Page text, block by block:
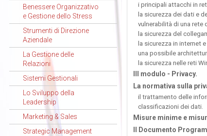
i principali attacchi in
la sicurezza dei dati e
vulnerabilità di una rete
la sicurezza del
la sicurezza in internet
una possibile
la sicurezza nelle reti
III modulo - Privacy.
La normativa sulla
il trattamento delle
classificazioni dei dati.
Misure minime e
Il Documento
Benessere Organizzativo
e Gestione dello Stress
Strumenti di Direzione
Aziendale
La Gestione delle
Relazioni
Sistemi Gestionali
Lo Sviluppo della
Leadership
Marketing & Sales
Strategic Management